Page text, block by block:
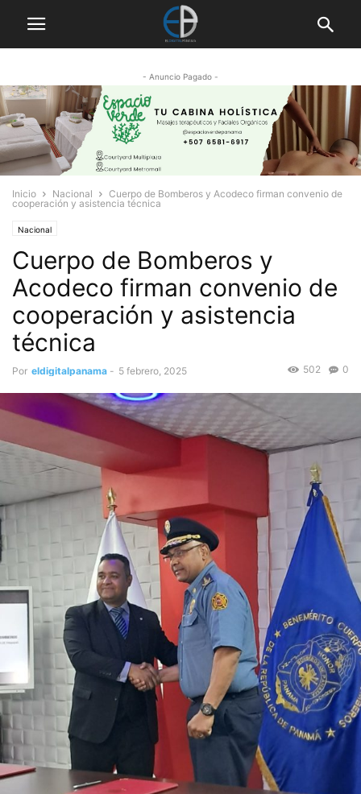
- Anuncio Pagado -
Inicio Nacional
Cuerpo de Bomberos y Acodeco firman convenio de
cooperación y asistencia técnica
Nacional
Cuerpo de Bomberos y
Acodeco firman convenio de
cooperación y asistencia
técnica
Por eldigitalpanama - 5 febrero, 2025 0
502